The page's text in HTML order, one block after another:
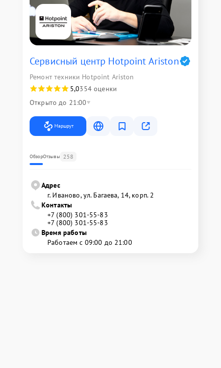
Сервисный центр Hotpoint Ariston
Ремонт техники Hotpoint Ariston
5,0354 оценки
Открыто до 21:00
Маршрут
ОбзорОтзывы 258
Адрес
г. Иваново, ул. Багаева, 14, корп. 2
Контакты
+7 (800) 301-55-83
+7 (800) 301-55-83
Время работы
Работаем с 09:00 до 21:00